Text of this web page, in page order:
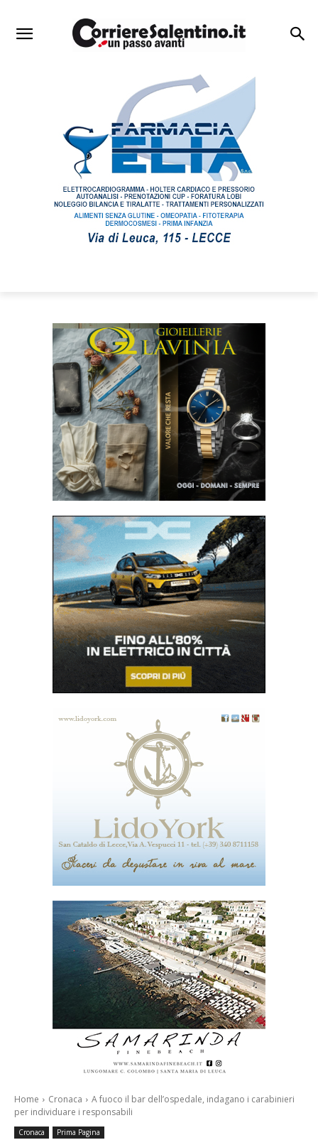
Home Cronaca
A fuoco il bar dell’ospedale, indagano i carabinieri
per individuare i responsabili
Cronaca Prima Pagina